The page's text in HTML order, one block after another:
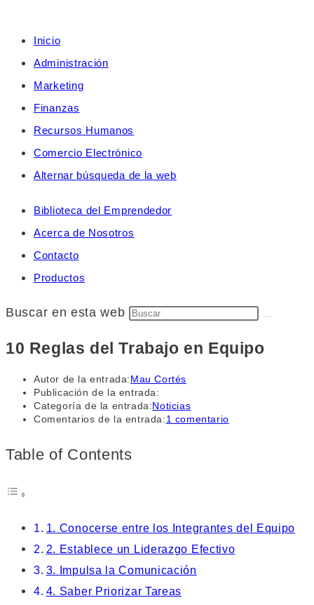
Inicio
Administración
Marketing
Finanzas
Recursos Humanos
Comercio Electrónico
Alternar búsqueda de la web
Biblioteca del Emprendedor
Acerca de Nosotros
Contacto
Productos
Buscar en esta web
10 Reglas del Trabajo en Equipo
Autor de la entrada:Mau Cortés
Publicación de la entrada:
Categoría de la entrada:Noticias
Comentarios de la entrada:1 comentario
Table of Contents
1. Conocerse entre los Integrantes del Equipo
2. Establece un Liderazgo Efectivo
3. Impulsa la Comunicación
4. Saber Priorizar Tareas